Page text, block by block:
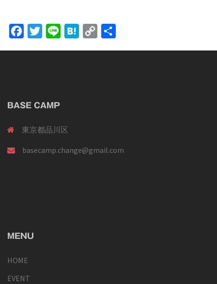
FacebookTwitter Line Hatena Copy
BASE CAMP
東京都品川区
basecamp.change@gmail.com
MENU
HOME
EVENT